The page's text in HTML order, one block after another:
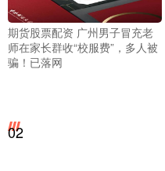
期货股票配资 广州男子冒充老
师在家长群收“校服费”，多人被
骗！已落网
02